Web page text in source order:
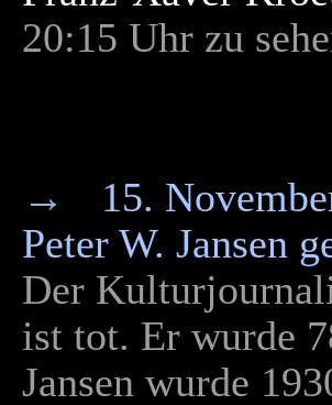
20:15 Uhr zu
→ 15.
Peter W. Jansen
Der
ist tot. Er wurde
Jansen wurde